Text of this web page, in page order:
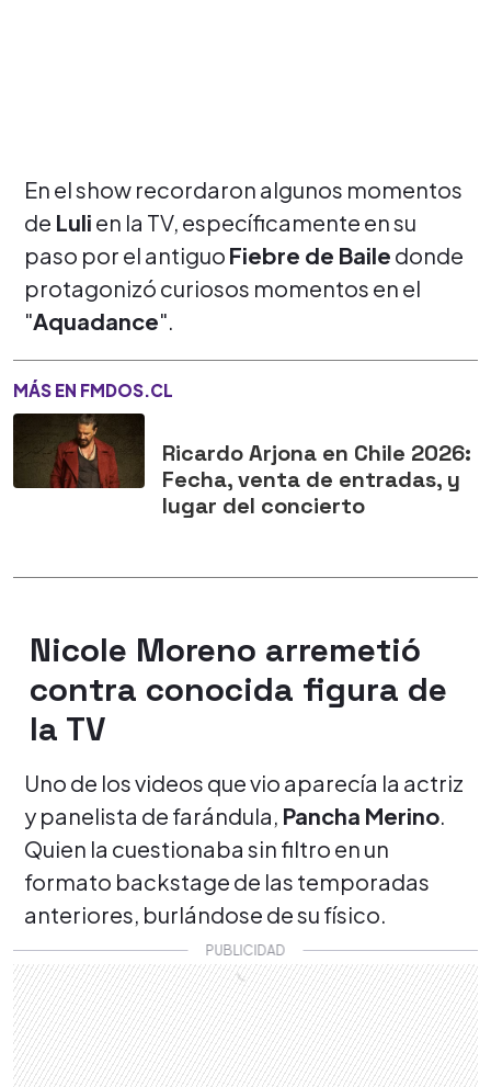
En el show recordaron algunos momentos
de Luli en la TV, específicamente en su
paso por el antiguo Fiebre de Baile donde
protagonizó curiosos momentos en el
"Aquadance".
MÁS EN FMDOS.CL
Ricardo Arjona en Chile 2026:
Fecha, venta de entradas, y
lugar del concierto
Nicole Moreno arremetió
contra conocida figura de
la TV
Uno de los videos que vio aparecía la actriz
y panelista de farándula, Pancha Merino.
Quien la cuestionaba sin filtro en un
formato backstage de las temporadas
anteriores, burlándose de su físico.